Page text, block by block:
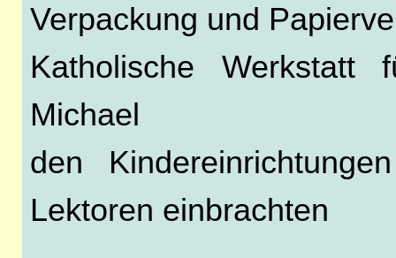
Verpackung und
Katholische Werkstatt
Michael
den
Lektoren einbrachten